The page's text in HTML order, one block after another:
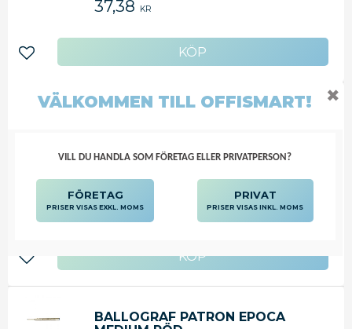
37,38 KR
Lägg till i favoriter
BALLOGRAF PATRON EPOCA M
Reservpatron till Ballograf Epoca, Rondo, Rondo
Plus, Opus och Opus2. Medium spets med svart
37,38 KR
Lägg till i favoriter
BALLOGRAF PATRON EPOCA
VÄLKOMMEN TILL OFFISMART!
VILL DU HANDLA SOM FÖRETAG ELLER PRIVATPERSON?
FÖRETAG
PRISER VISAS EXKL. MOMS
PRIVAT
PRISER VISAS INKL. MOMS
✖